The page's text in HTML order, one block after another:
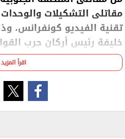
مقاتلى التشكيلات
تقنية الفيديو كونفرانس،
خليفة رئيس أركان حرب
الأفرع الرئيسية وعدد من
وألقى اللواء أ ح أسامة سمير
الجنوبية العسكرية كلمة أشار
الاستراتيجى الجنوبى سيظلوا
اقرأ المزيد